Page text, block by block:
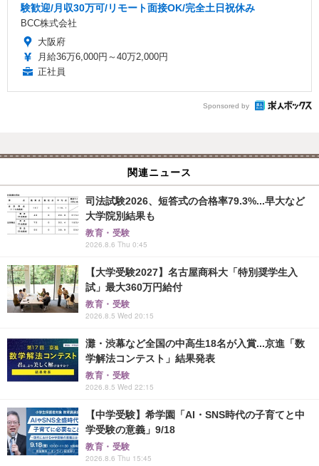
験歓迎/月収30万可/リモート面接OK/完全土日祝休み
BCC株式会社
大阪府
月給36万6,000円～40万2,000円
正社員
Sponsored by
関連ニュース
司法試験2026、短答式の合格率79.3%...早大など
大学院別結果も
教育・受験
2026.8.6 Thu 0:45
【大学受験2027】名古屋商科大「特別奨学生入
試」最大360万円給付
教育・受験
2026.8.5 Wed 20:15
灘・渋幕など全国の中高生18名が入賞...京進「数
学解法コンテスト」結果発表
教育・受験
2026.8.5 Wed 22:15
【中学受験】希学園「AI・SNS時代の子育てと中
学受験の意義」9/18
教育・受験
2026.8.6 Thu 15:45